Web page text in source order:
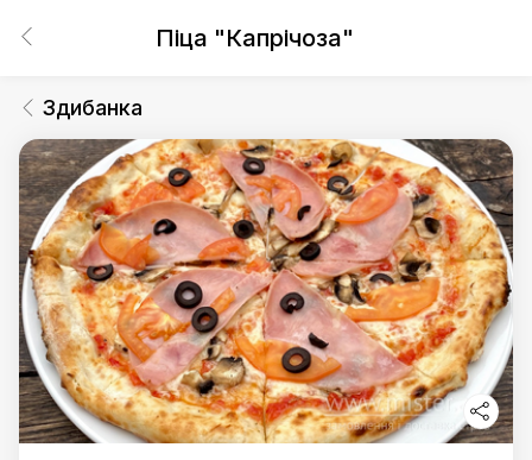
Піца "Капрічоза"
Здибанка